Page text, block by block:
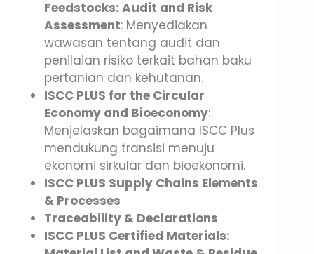
Feedstocks: Audit and Risk
Assessment: Menyediakan
wawasan tentang audit dan
penilaian risiko terkait bahan baku
pertanian dan kehutanan.
ISCC PLUS for the Circular
Economy and Bioeconomy:
Menjelaskan bagaimana ISCC Plus
mendukung transisi menuju
ekonomi sirkular dan bioekonomi.
ISCC PLUS Supply Chains Elements
& Processes
Traceability & Declarations
ISCC PLUS Certified Materials: